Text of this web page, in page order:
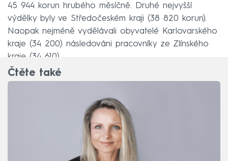
45 944 korun hrubého měsíčně. Druhé nejvyšší
výdělky byly ve Středočeském kraji (38 820 korun).
Naopak nejméně vydělávali obyvatelé Karlovarského
kraje (34 200) následováni pracovníky ze Zlínského
kraje (34 610).
Čtěte také